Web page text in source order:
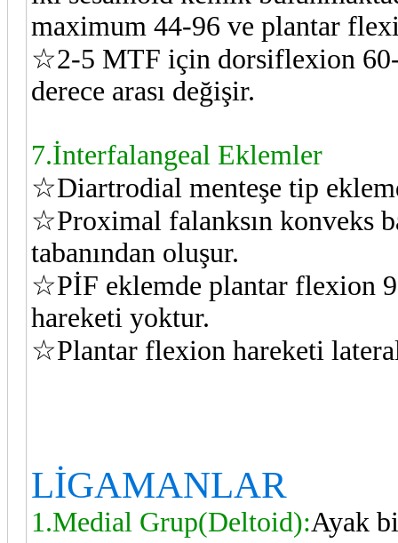
maximum 44-96 ve plantar
☆2-5 MTF için dorsiflexion
derece arası değişir.
7.İnterfalangeal Eklemler
☆Diartrodial menteşe tip
☆Proximal falanksın konveks
tabanından oluşur.
☆PİF eklemde plantar flexion
hareketi yoktur.
☆Plantar flexion hareketi
LİGAMANLAR
1.Medial Grup(Deltoid):Ayak